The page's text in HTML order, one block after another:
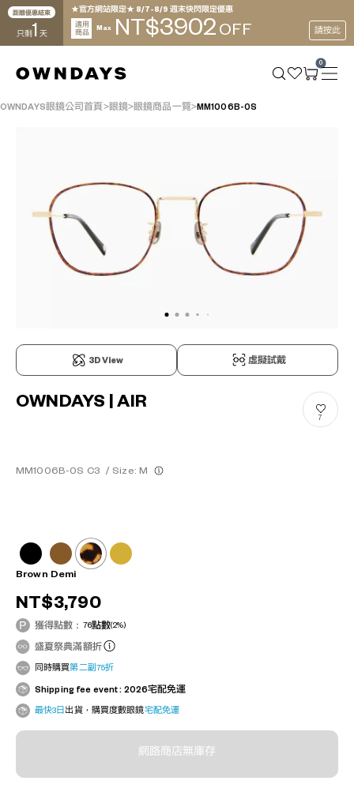
距離優惠結束
只剩1 天
★官方網站限定★ 8/7~8/9 週末快閃限定優惠
適用
商品
Max NT$3902 OFF 請按此
0
OWNDAYS眼鏡公司首頁 眼鏡 眼鏡商品一覽 MM1006B-0S
3D View 虛擬試戴
OWNDAYS | AIR
MM1006B-0S C3 / Size: M
7
Brown Demi
NT$3,790
獲得點數： 76點數(2%)
盛夏祭典滿額折
同時購買第二副75折
Shipping fee event : 2026宅配免運
最快3日 出貨，購買度數眼鏡宅配免運
網路商店無庫存